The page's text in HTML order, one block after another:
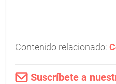
Contenido relacionado:
Suscríbete a